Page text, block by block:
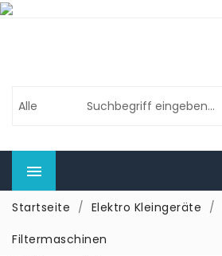

Startseite Elektro Kleingeräte
Filtermaschinen